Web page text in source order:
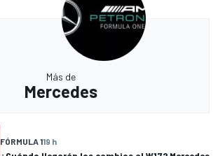
Más de
Mercedes
FÓRMULA 119 h